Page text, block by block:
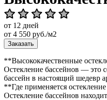
от 12 дней
от 4 550 руб./м2
Заказать
**Высококачественные
Остекление бассейнов — это
бассейн в настоящий шедевр
**Где применяется
Остекление бассейнов